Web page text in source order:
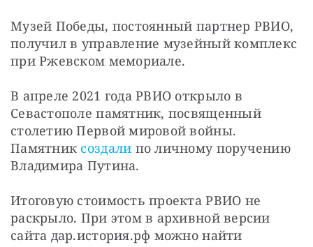
Музей Победы, постоянный партнер РВИО,
получил в управление музейный комплекс
при Ржевском мемориале.
В апреле 2021 года РВИО открыло в
Севастополе памятник, посвященный
столетию Первой мировой войны.
Памятник создали по личному поручению
Владимира Путина.
Итоговую стоимость проекта РВИО не
раскрыло. При этом в архивной версии
сайта дар.история.рф можно найти